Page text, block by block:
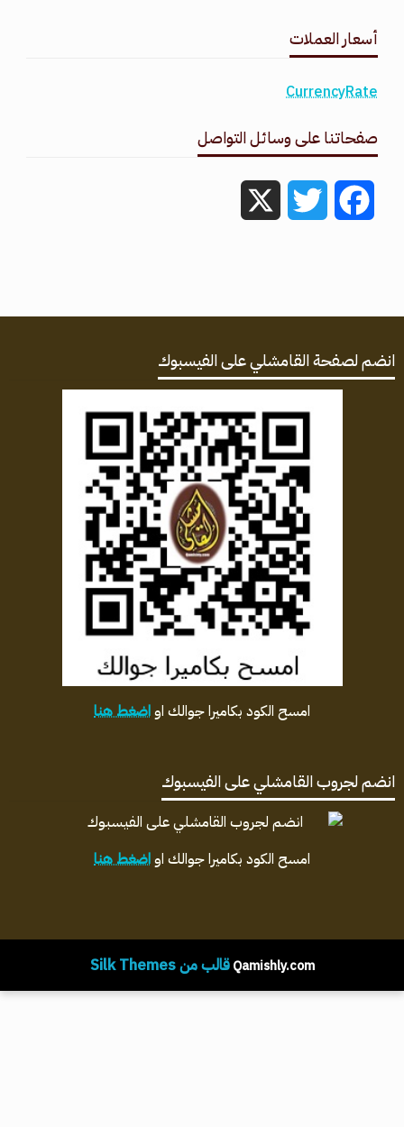
أسعار العملات
CurrencyRate
صفحاتنا على وسائل التواصل
Facebook
Twitter
انضم لصفحة القامشلي على الفيسبوك
امسح الكود بكاميرا جوالك اواضغط هنا
انضم لجروب القامشلي على الفيسبوك
امسح الكود بكاميرا جوالك اواضغط هنا
Qamishly.com قالب من Silk Themes